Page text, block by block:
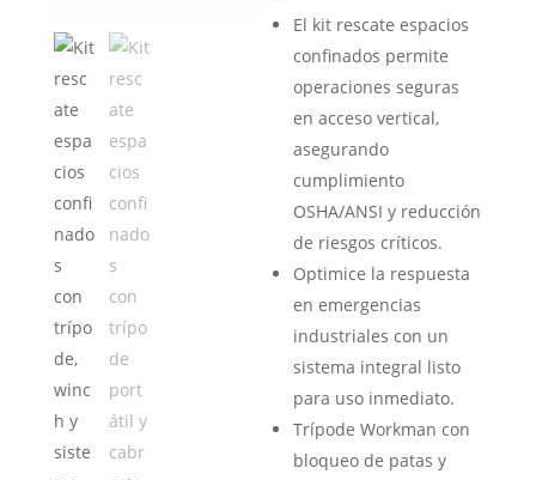
El kit rescate espacios
confinados permite
operaciones seguras
en acceso vertical,
asegurando
cumplimiento
OSHA/ANSI y reducción
de riesgos críticos.
Optimice la respuesta
en emergencias
industriales con un
sistema integral listo
para uso inmediato.
Trípode Workman con
bloqueo de patas y